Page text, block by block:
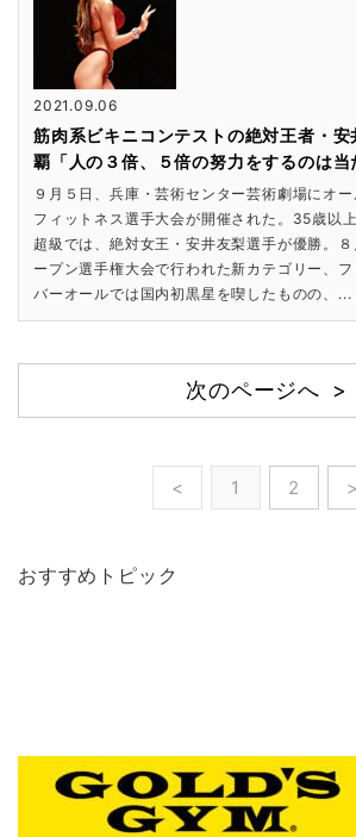
2021.09.06
筋肉系ビキニコンテストの絶対王者・
覇「人の３倍、５倍の努力をするのは当
９月５日、兵庫・芸術センター芸術劇場にオ
フィットネス選手大会が開催された。35歳以
超級では、絶対女王・安井友梨選手が優勝。
ープン選手権大会で行われた新カテゴリー、
バーオールでは国内初黒星を喫したものの、...
次のページへ >
< 1 2 >
おすすめトピック